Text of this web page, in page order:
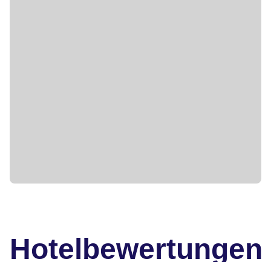
Hotelbewertungen